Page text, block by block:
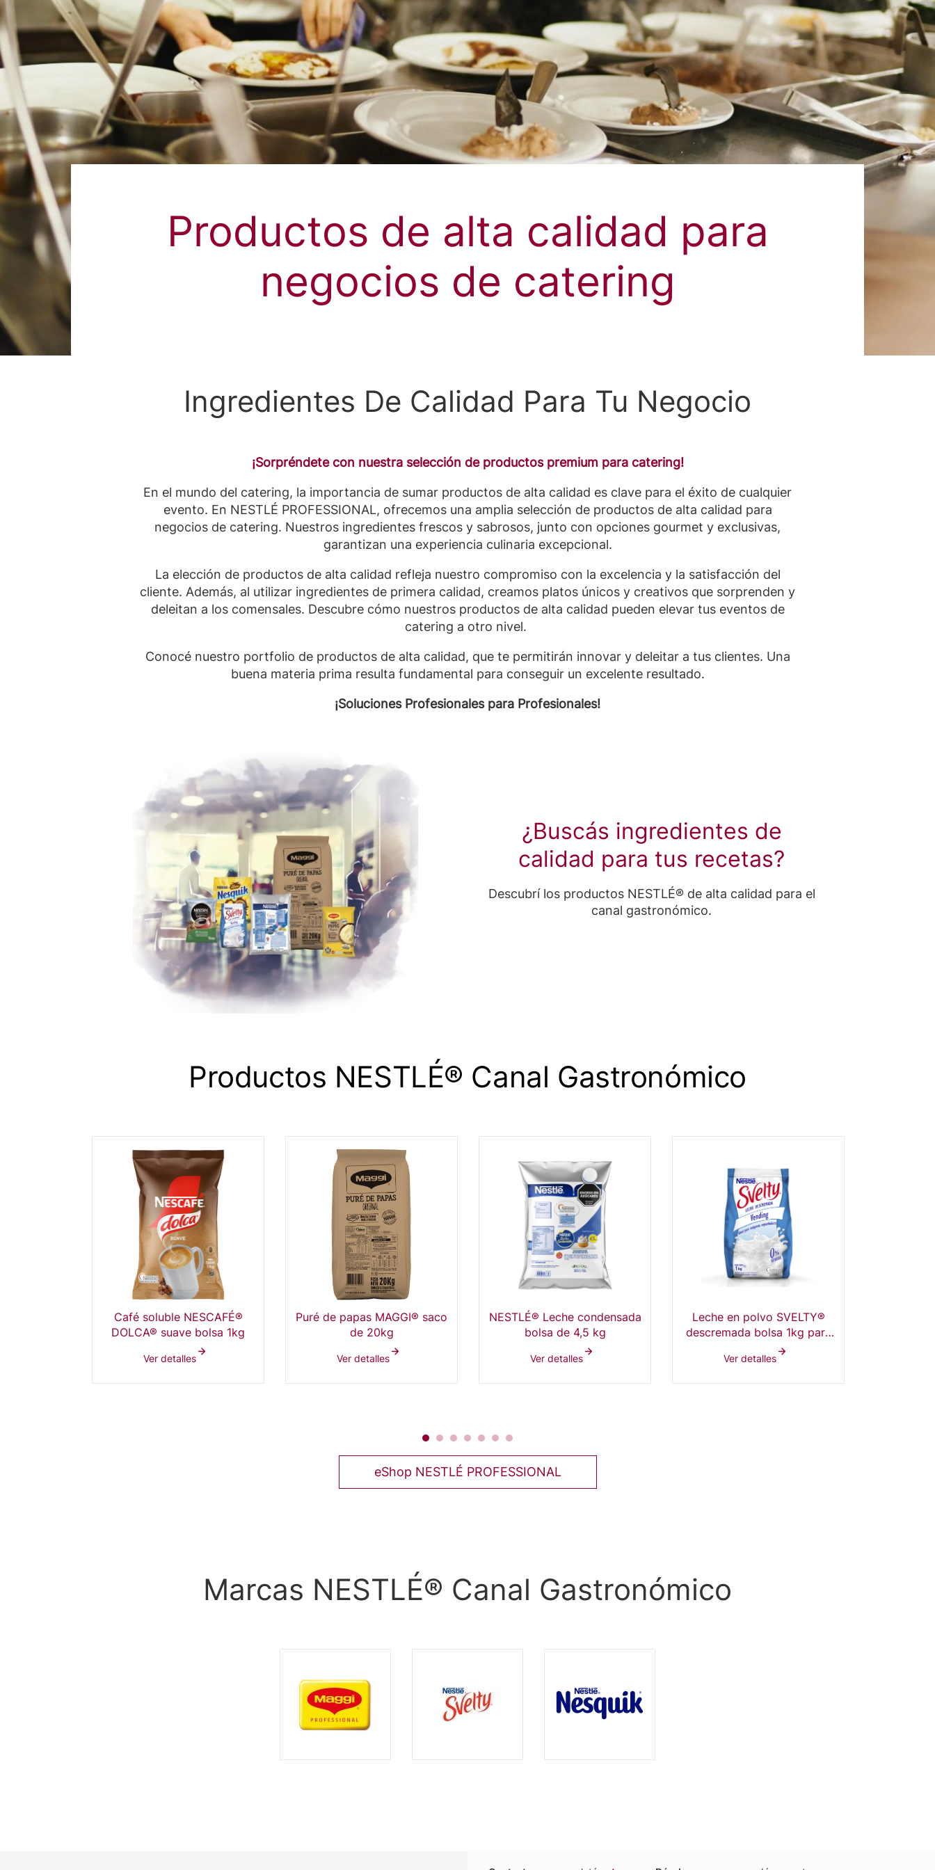
Productos de alta calidad para
negocios de catering
Ingredientes De Calidad Para Tu Negocio
¡Sorpréndete con nuestra selección de productos premium para catering!
En el mundo del catering, la importancia de sumar productos de alta calidad es clave para el éxito de cualquier
evento. En NESTLÉ PROFESSIONAL, ofrecemos una amplia selección de productos de alta calidad para
negocios de catering. Nuestros ingredientes frescos y sabrosos, junto con opciones gourmet y exclusivas,
garantizan una experiencia culinaria excepcional.
La elección de productos de alta calidad refleja nuestro compromiso con la excelencia y la satisfacción del
cliente. Además, al utilizar ingredientes de primera calidad, creamos platos únicos y creativos que sorprenden y
deleitan a los comensales. Descubre cómo nuestros productos de alta calidad pueden elevar tus eventos de
catering a otro nivel.
Conocé nuestro portfolio de productos de alta calidad, que te permitirán innovar y deleitar a tus clientes. Una
buena materia prima resulta fundamental para conseguir un excelente resultado.
¡Soluciones Profesionales para Profesionales!
¿Buscás ingredientes de
calidad para tus recetas?
Descubrí los productos NESTLÉ® de alta calidad para el
canal gastronómico.
Productos NESTLÉ® Canal Gastronómico
Café soluble NESCAFÉ®
DOLCA® suave bolsa 1kg
Ver detalles
Puré de papas MAGGI® saco
de 20kg
Ver detalles
NESTLÉ® Leche condensada
bolsa de 4,5 kg
Ver detalles
Leche en polvo SVELTY®
descremada bolsa 1kg para
vending
Ver detalles
eShop NESTLÉ PROFESSIONAL
Marcas NESTLÉ® Canal Gastronómico